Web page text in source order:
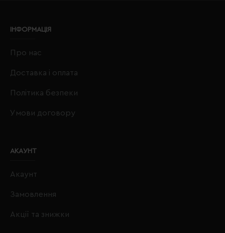
ІНФОРМАЦІЯ
Про нас
Доставка і оплата
Політика безпеки
Умови договору
АКАУНТ
Акаунт
Замовлення
Акції та знижки